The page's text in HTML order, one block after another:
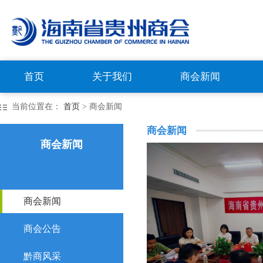
首页 关于我们 商会新闻
当前位置在： 首页 > 商会新闻
商会新闻
商会新闻
商会公告
黔商风采
商会新闻